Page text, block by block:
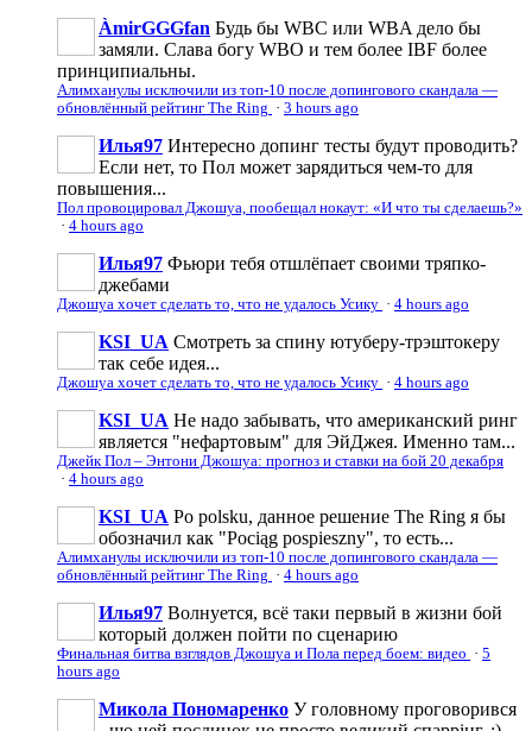
ÀmirGGGfan Будь бы WBC или WBA дело бы
замяли. Слава богу WBO и тем более IBF более
принципиальны.
Алимханулы исключили из топ-10 после допингового скандала —
обновлённый рейтинг The Ring · 3 hours ago
Илья97 Интересно допинг тесты будут проводить?
Если нет, то Пол может зарядиться чем-то для
повышения...
Пол провоцировал Джошуа, пообещал нокаут: «И что ты сделаешь?»
· 4 hours ago
Илья97 Фьюри тебя отшлёпает своими тряпко-
джебами
Джошуа хочет сделать то, что не удалось Усику · 4 hours ago
KSI_UA Смотреть за спину ютуберу-трэштокеру
так себе идея...
Джошуа хочет сделать то, что не удалось Усику · 4 hours ago
KSI_UA Не надо забывать, что американский ринг
является "нефартовым" для ЭйДжея. Именно там...
Джейк Пол – Энтони Джошуа: прогноз и ставки на бой 20 декабря
· 4 hours ago
KSI_UA Po polsku, данное решение The Ring я бы
обозначил как "Pociąg pospieszny", то есть...
Алимханулы исключили из топ-10 после допингового скандала —
обновлённый рейтинг The Ring · 4 hours ago
Илья97 Волнуется, всё таки первый в жизни бой
который должен пойти по сценарию
Финальная битва взглядов Джошуа и Пола перед боем: видео · 5
hours ago
Микола Пономаренко У головному проговорився